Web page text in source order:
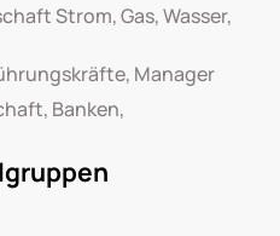
Strom, Gas, Wasser,
Manager
Banken,